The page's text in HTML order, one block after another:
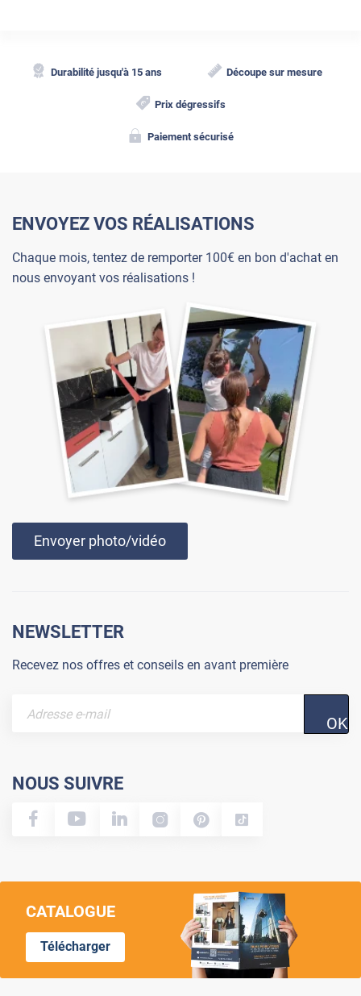
Durabilité jusqu'à 15 ans Découpe sur mesure
Prix dégressifs
Paiement sécurisé
ENVOYEZ VOS RÉALISATIONS
Chaque mois, tentez de remporter 100€ en bon d'achat en
nous envoyant vos réalisations !
Envoyer photo/vidéo
NEWSLETTER
Recevez nos offres et conseils en avant première
OK
NOUS SUIVRE
CATALOGUE
Télécharger